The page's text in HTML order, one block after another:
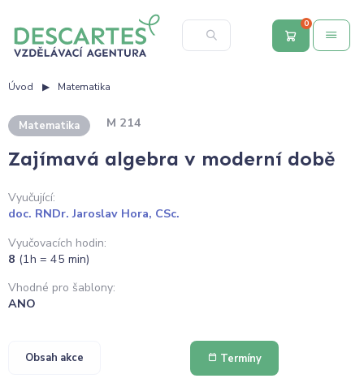
0
Úvod Matematika
Matematika M 214
Zajímavá algebra v moderní době
Vyučující:
doc. RNDr. Jaroslav Hora, CSc.
Vyučovacích hodin:
8 (1h = 45 min)
Vhodné pro šablony:
ANO
Obsah akce Termíny